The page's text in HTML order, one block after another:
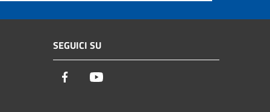
SEGUICI SU
Facebook